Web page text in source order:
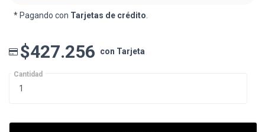
* Pagando con Tarjetas de crédito.
$427.256 con Tarjeta
Cantidad